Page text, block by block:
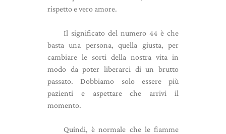
rispetto e vero amore.
Il significato del numero 44 è che
basta una persona, quella giusta, per
cambiare le sorti della nostra vita in
modo da poter liberarci di un brutto
passato. Dobbiamo solo essere più
pazienti e aspettare che arrivi il
momento.
Quindi, è normale che le fiamme